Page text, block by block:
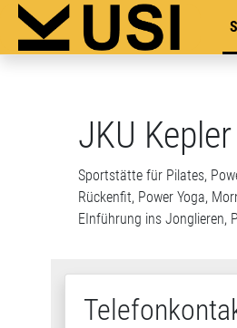
Zum Hauptinhalt
JKU Kepler
Sportstätte für Pilates,
Rückenfit, Power Yoga,
EInführung ins Jonglieren,